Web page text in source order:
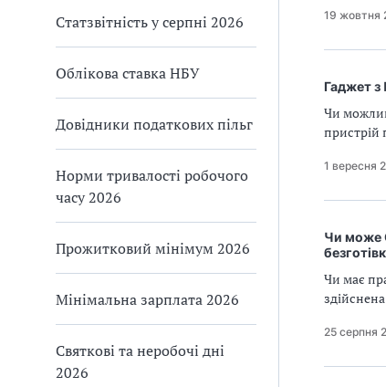
Статзвітність у серпні 2026
Облікова ставка НБУ
Довідники податкових пільг
Норми тривалості робочого
часу 2026
Прожитковий мінімум 2026
Мінімальна зарплата 2026
Святкові та неробочі дні
2026
19 жовтня
Гаджет
Чи
пристрій
1 вересня
Чи може
Чи має
25 серпня